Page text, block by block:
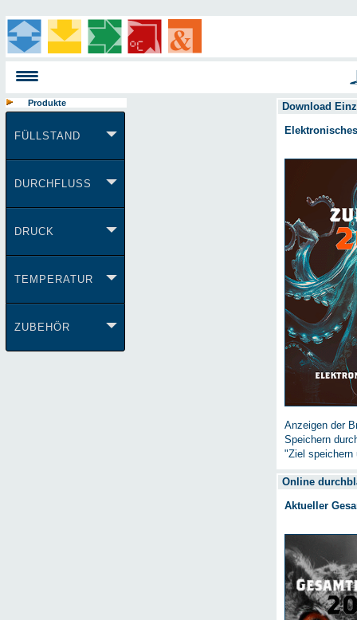
Download
Anzeigen der
Speichern
"Ziel speichern
Online
Aktueller
Produkte
FÜLLSTAND
DURCHFLUSS
DRUCK
TEMPERATUR
ZUBEHÖR